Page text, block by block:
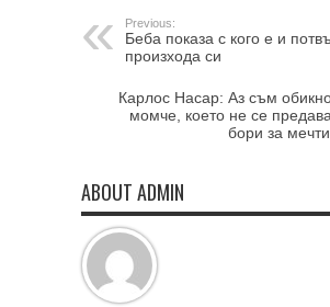
Previous:
Беба показа с кого е и
произхода си
Карлос Насар: Аз съм
момче, което не се
бори за
ABOUT ADMIN